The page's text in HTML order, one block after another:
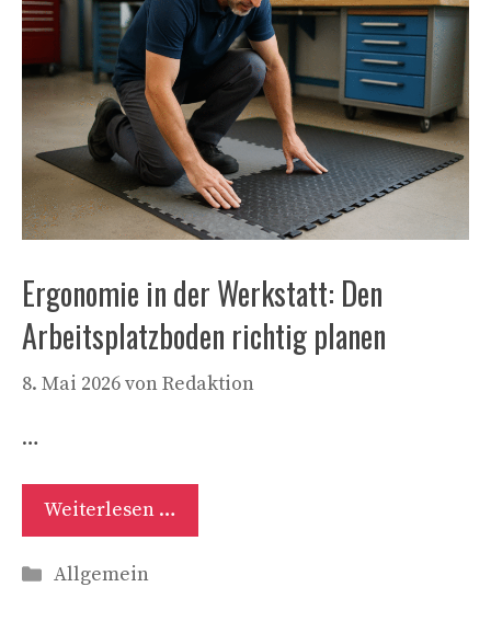
Ergonomie in der Werkstatt: Den
Arbeitsplatzboden richtig planen
8. Mai 2026vonRedaktion
…
Weiterlesen …
Kategorien
Allgemein